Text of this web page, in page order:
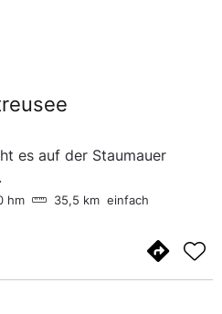
es auf der Staumauer
hm 35,5 km einfach